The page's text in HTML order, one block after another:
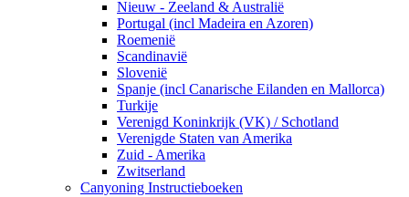
Nieuw - Zeeland & Australië
Portugal (incl Madeira en Azoren)
Roemenië
Scandinavië
Slovenië
Spanje (incl Canarische Eilanden en Mallorca)
Turkije
Verenigd Koninkrijk (VK) / Schotland
Verenigde Staten van Amerika
Zuid - Amerika
Zwitserland
Canyoning Instructieboeken